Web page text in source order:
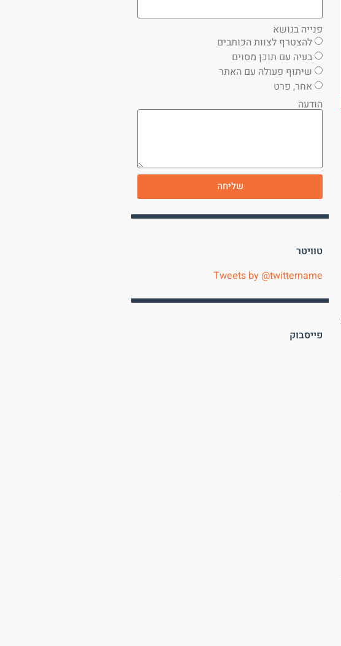
פנייה בנושא
להצטרף לצוות הכותבים
בעיה עם תוכן מסוים
שיתוף פעולה עם האתר
אחר, פרט
הודעה
שליחה
טוויטר
Tweets by @twittername
פייסבוק